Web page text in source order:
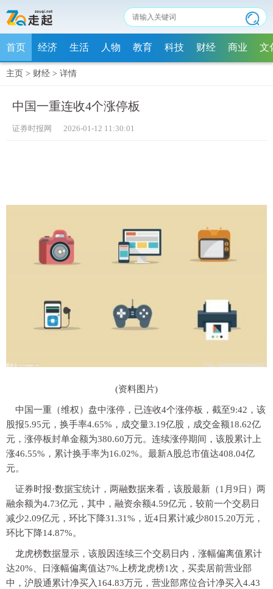
首页 经济 生活 人物 教育 科技 财经 商业 文
主页 > 财经 > 详情
中国一重连收4个涨停板
证券时报网 2026-01-12 11:30:01
(资料图片)
中国一重（维权）盘中涨停，已连收4个涨停板，截至9:42，该
股报5.95元，换手率4.65%，成交量3.19亿股，成交金额18.62亿
元，涨停板封单金额为380.60万元。连续涨停期间，该股累计上
涨46.55%，累计换手率为16.02%。最新A股总市值达408.04亿
元。
证券时报·数据宝统计，两融数据来看，该股最新（1月9日）两
融余额为4.73亿元，其中，融资余额4.59亿元，较前一个交易日
减少2.09亿元，环比下降31.31%，近4日累计减少8015.20万元，
环比下降14.87%。
龙虎榜数据显示，该股因连续三个交易日内，涨幅偏离值累计
达20%、日涨幅偏离值达7%上榜龙虎榜1次，买卖居前营业部
中，沪股通累计净买入164.83万元，营业部席位合计净买入4.43